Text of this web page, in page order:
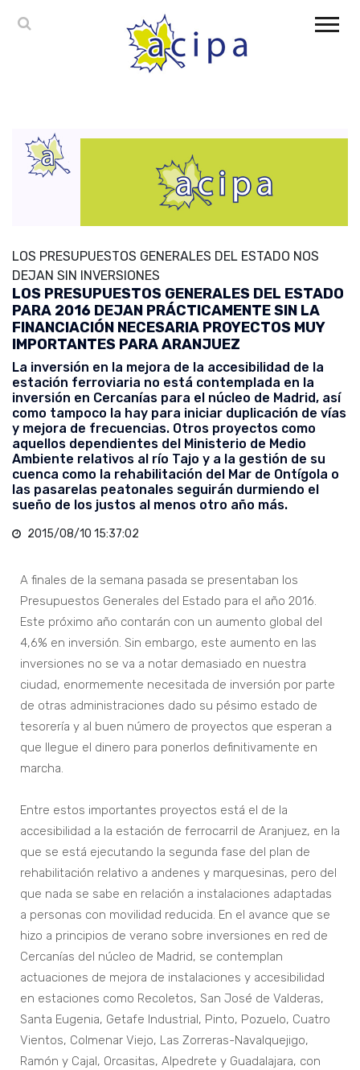
LOS PRESUPUESTOS GENERALES DEL ESTADO NOS
DEJAN SIN INVERSIONES
LOS PRESUPUESTOS GENERALES DEL ESTADO
PARA 2016 DEJAN PRÁCTICAMENTE SIN LA
FINANCIACIÓN NECESARIA PROYECTOS MUY
IMPORTANTES PARA ARANJUEZ
La inversión en la mejora de la accesibilidad de la
estación ferroviaria no está contemplada en la
inversión en Cercanías para el núcleo de Madrid, así
como tampoco la hay para iniciar duplicación de vías
y mejora de frecuencias. Otros proyectos como
aquellos dependientes del Ministerio de Medio
Ambiente relativos al río Tajo y a la gestión de su
cuenca como la rehabilitación del Mar de Ontígola o
las pasarelas peatonales seguirán durmiendo el
sueño de los justos al menos otro año más.
2015/08/10 15:37:02
A finales de la semana pasada se presentaban los
Presupuestos Generales del Estado para el año 2016.
Este próximo año contarán con un aumento global del
4,6% en inversión. Sin embargo, este aumento en las
inversiones no se va a notar demasiado en nuestra
ciudad, enormemente necesitada de inversión por parte
de otras administraciones dado su pésimo estado de
tesorería y al buen número de proyectos que esperan a
que llegue el dinero para ponerlos definitivamente en
marcha.
Entre estos importantes proyectos está el de la
accesibilidad a la estación de ferrocarril de Aranjuez, en la
que se está ejecutando la segunda fase del plan de
rehabilitación relativo a andenes y marquesinas, pero del
que nada se sabe en relación a instalaciones adaptadas
a personas con movilidad reducida. En el avance que se
hizo a principios de verano sobre inversiones en red de
Cercanías del núcleo de Madrid, se contemplan
actuaciones de mejora de instalaciones y accesibilidad
en estaciones como Recoletos, San José de Valderas,
Santa Eugenia, Getafe Industrial, Pinto, Pozuelo, Cuatro
Vientos, Colmenar Viejo, Las Zorreras-Navalquejigo,
Ramón y Cajal, Orcasitas, Alpedrete y Guadalajara, con